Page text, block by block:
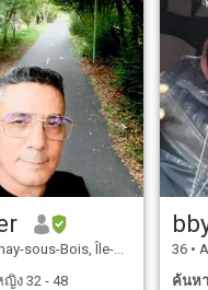
Bois, Île-de-France, ฝรั่งเศส
ญิง 32 - 48
36 •
ค้นห